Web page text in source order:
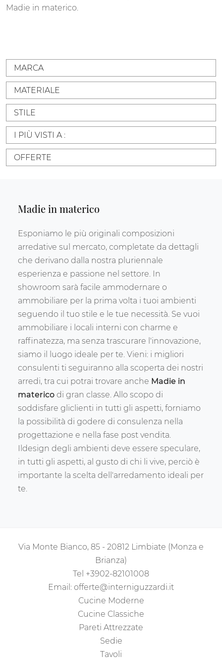
Madie in materico.
MARCA
MATERIALE
STILE
I PIÙ VISTI A :
OFFERTE
Madie in materico
Esponiamo le più originali composizioni
arredative sul mercato, completate da dettagli
che derivano dalla nostra pluriennale
esperienza e passione nel settore. In
showroom sarà facile ammodernare o
ammobiliare per la prima volta i tuoi ambienti
seguendo il tuo stile e le tue necessità. Se vuoi
ammobiliare i locali interni con charme e
raffinatezza, ma senza trascurare l'innovazione,
siamo il luogo ideale per te. Vieni: i migliori
consulenti ti seguiranno alla scoperta dei nostri
arredi, tra cui potrai trovare anche Madie in
materico di gran classe. Allo scopo di
soddisfare gliclienti in tutti gli aspetti, forniamo
la possibilità di godere di consulenza nella
progettazione e nella fase post vendita.
Ildesign degli ambienti deve essere speculare,
in tutti gli aspetti, al gusto di chi li vive, perciò è
importante la scelta dell'arredamento ideali per
te.
Via Monte Bianco, 85 - 20812 Limbiate (Monza e
Brianza)
Tel +3902-82101008
Email: offerte@interniguzzardi.it
Cucine Moderne
Cucine Classiche
Pareti Attrezzate
Sedie
Tavoli